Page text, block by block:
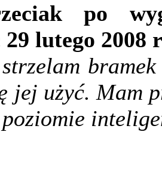
po
29 lutego 2008
jej użyć. Mam